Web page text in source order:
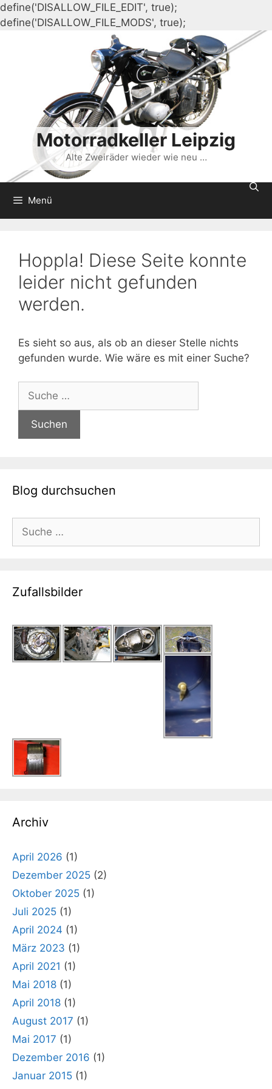
define('DISALLOW_FILE_EDIT', true);
define('DISALLOW_FILE_MODS', true);
Inhalt
springen
Motorradkeller Leipzig
Alte Zweiräder wieder wie neu …
Menü
Hoppla! Diese Seite konnte
leider nicht gefunden
werden.
Es sieht so aus, als ob an dieser Stelle nichts
gefunden wurde. Wie wäre es mit einer Suche?
nach:
Blog durchsuchen
nach:
Zufallsbilder
Archiv
April 2026 (1)
Dezember 2025 (2)
Oktober 2025 (1)
Juli 2025 (1)
April 2024 (1)
März 2023 (1)
April 2021 (1)
Mai 2018 (1)
April 2018 (1)
August 2017 (1)
Mai 2017 (1)
Dezember 2016 (1)
Januar 2015 (1)